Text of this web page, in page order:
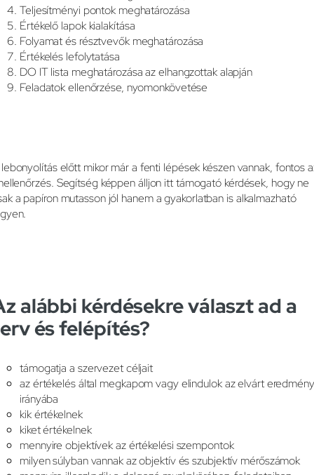
Teljesítményi pontok meghatározása
Értékelő lapok kialakítása
Folyamat és résztvevők meghatározása
Értékelés lefolytatása
DO IT lista meghatározása az elhangzottak alapján
Feladatok ellenőrzése, nyomonkövetése
előtt mikor már a fenti lépések készen vannak, fontos
Segítség képpen álljon itt támogató kérdések, hogy ne
a papíron mutasson jól hanem a gyakorlatban is alkalmazható
alábbi kérdésekre választ ad a
és felépítés?
támogatja a szervezet céljait
az értékelés által megkapom vagy elindulok az elvárt eredmény
irányába
kik értékelnek
kiket értékelnek
mennyire objektívek az értékelési szempontok
milyen súlyban vannak az objektív és szubjektív mérőszámok